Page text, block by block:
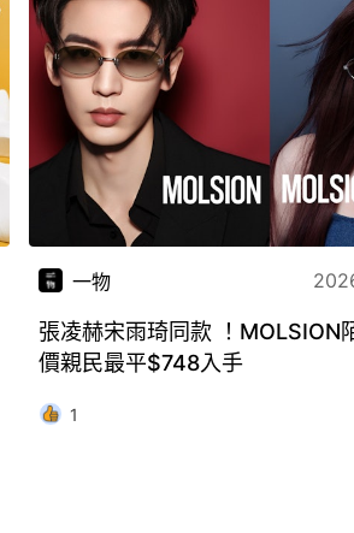
一物
張凌赫宋雨琦同款 ！MOLSION
價親民最平$748入手
1